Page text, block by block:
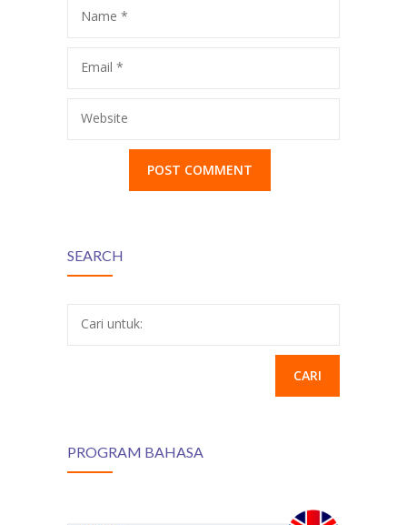
Name *
Email *
Website
SEARCH
Cari untuk:
PROGRAM BAHASA